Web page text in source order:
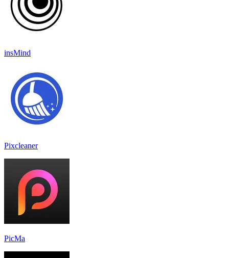
insMind
Pixcleaner
PicMa